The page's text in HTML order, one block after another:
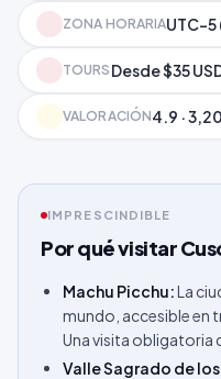
ZONA HORARIAUTC-5
TOURS Desde $35
VALORACIÓN4.9 ·
IMPRESCINDIBLE
Por qué visitar
Machu Picchu:La
mundo, accesible en
Una visita obligatoria
Valle Sagrado de